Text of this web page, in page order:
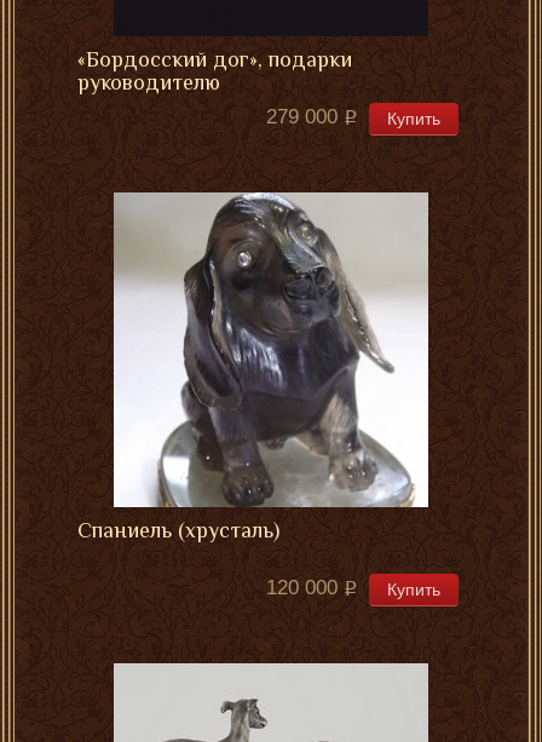
«Бордосский дог», подарки
руководителю
279 000 Купить
Спаниель (хрусталь)
120 000 Купить